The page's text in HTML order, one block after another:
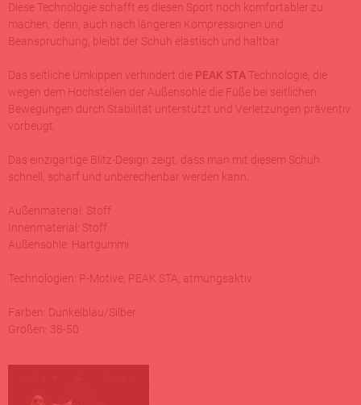
Diese Technologie schafft es diesen Sport noch komfortabler zu
machen, denn, auch nach längeren Kompressionen und
Beanspruchung, bleibt der Schuh elastisch und haltbar.
Das seitliche Umkippen verhindert die PEAK STATechnologie, die
wegen dem Hochstellen der Außensohle die Füße bei seitlichen
Bewegungen durch Stabilität unterstützt und Verletzungen präventiv
vorbeugt.
Das einzigartige Blitz-Design zeigt, dass man mit diesem Schuh
schnell, scharf und unberechenbar werden kann.
Außenmaterial: Stoff
Innenmaterial: Stoff
Außensohle: Hartgummi
Technologien: P-Motive, PEAK STA, atmungsaktiv
Farben: Dunkelblau/Silber
Größen: 38-50